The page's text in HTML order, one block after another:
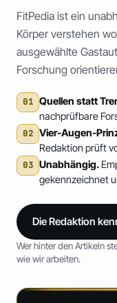
FitPedia ist ein
Körper verstehen
ausgewählte
Forschung
01 Quellen statt
nachprüfbare
02 Vier-Augen-
Redaktion prüft
03 Unabhängig.
gekennzeichnet
Die Redaktion
Wer hinter den Artikeln
wie wir arbeiten.